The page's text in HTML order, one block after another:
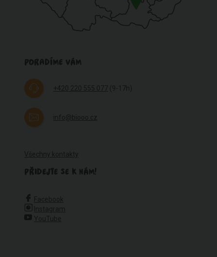
PORADÍME VÁM
+420 220 555 077 (9-17h)
info@biooo.cz
Všechny kontakty
PŘIDEJTE SE K NÁM!
Facebook
Instagram
YouTube